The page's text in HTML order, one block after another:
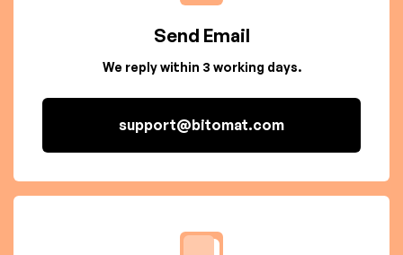
Send Email
We reply within 3 working days.
support@bitomat.com